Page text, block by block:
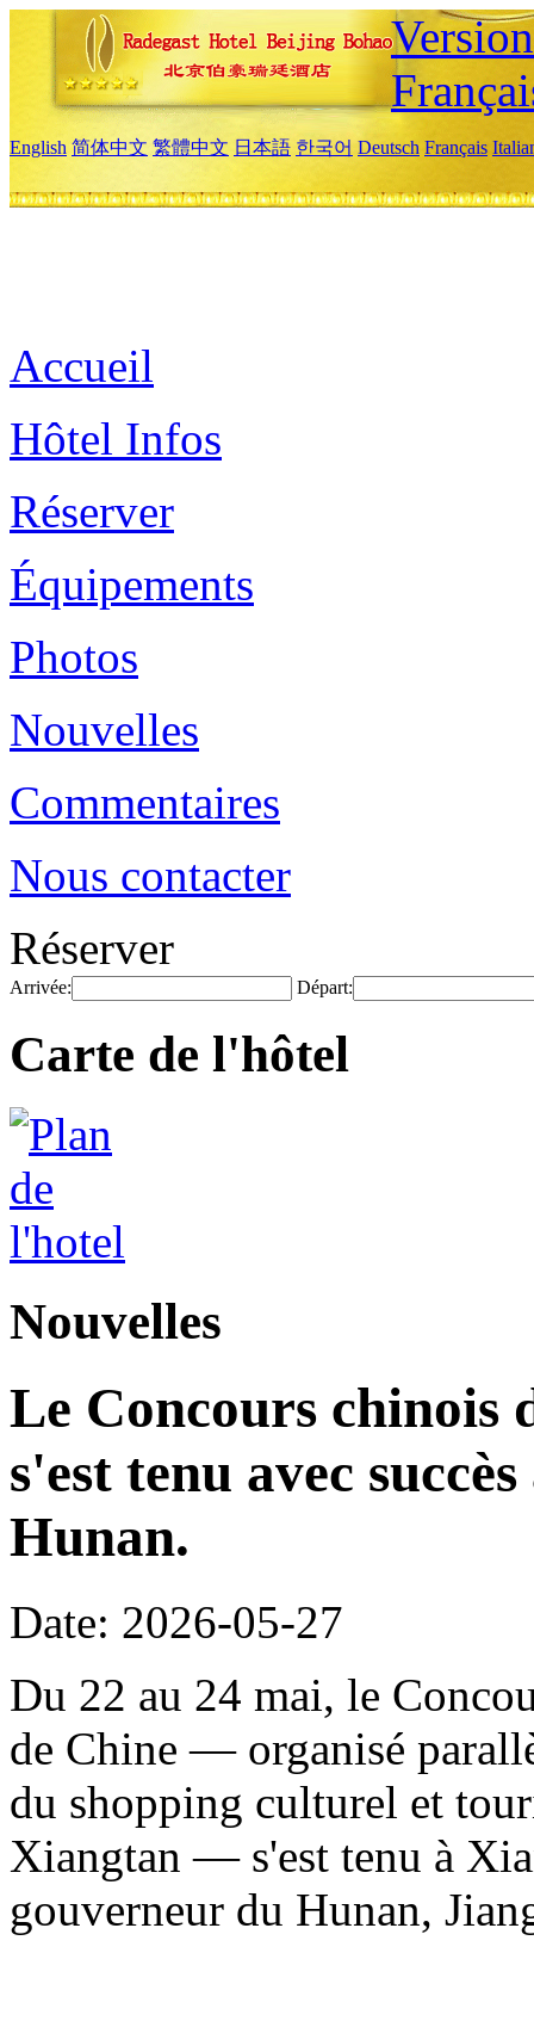
English 简体中文 繁體中文 日本語 한국어 Deutsch Français
Accueil
Hôtel Infos
Réserver
Équipements
Photos
Nouvelles
Commentaires
Nous contacter
Réserver
Arrivée: Départ:
Carte de l'hôtel
Nouvelles
Le Concours chinois
s'est tenu avec
Hunan.
Date: 2026-05-27
Du 22 au 24 mai, le
de Chine — organisé
du shopping culturel et
Xiangtan — s'est tenu à
gouverneur du Hunan,